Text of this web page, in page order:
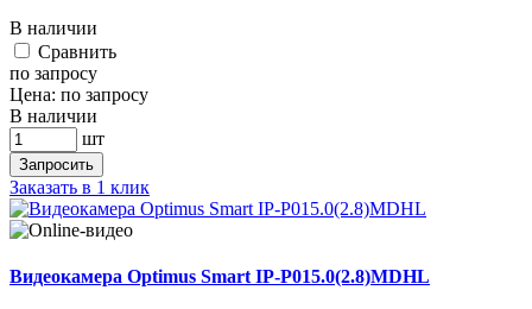
В наличии
Cравнить
по запросу
Цена: по запросу
В наличии
шт
Запросить
Заказать в 1 клик
Видеокамера Optimus Smart IP-P015.0(2.8)MDHL